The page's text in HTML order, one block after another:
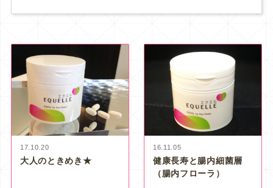
17.10.20
大人のときめき★
16.11.05
健康長寿と腸内細菌層
（腸内フローラ）